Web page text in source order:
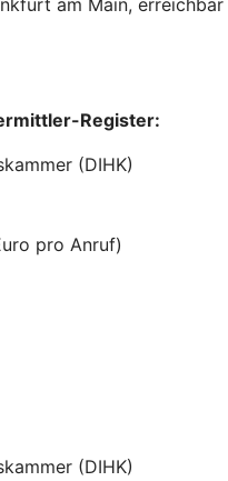
am Main, erreichbar
Register:
(DIHK)
pro Anruf)
(DIHK)